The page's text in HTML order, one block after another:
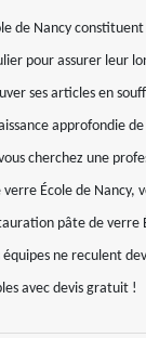
de Nancy
pour assurer leur
ses articles en
approfondie
cherchez une
École de Nancy,
pâte de verre
équipes ne reculent
avec devis gratuit !